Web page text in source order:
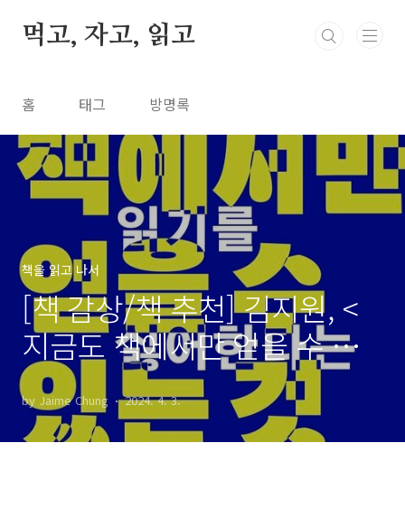
먹고, 자고, 읽고
홈 태그 방명록
책을 읽고 나서
[책 감상/책 추천] 김지원, <
지금도 책에서만 얻을 수 있
는 것>
by Jaime Chung 2024. 4. 3.